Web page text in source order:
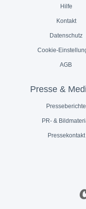
Hilfe
Kontakt
Datenschutz
Cookie-
AGB
Presse &
Presseberichte
PR- &
Pressekontakt